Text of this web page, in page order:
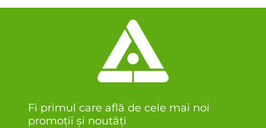
Fi primul care află de cele mai noi
promoții și noutăți